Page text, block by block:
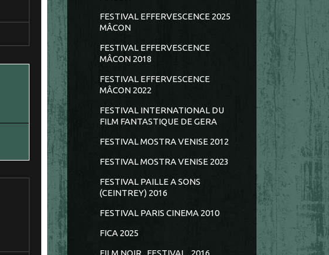
FESTIVAL EFFERVESCENCE 2025
MÂCON
FESTIVAL EFFERVESCENCE
MÂCON 2018
FESTIVAL EFFERVESCENCE
MÂCON 2022
FESTIVAL INTERNATIONAL DU
FILM FANTASTIQUE DE GERA
FESTIVAL MOSTRA VENISE 2012
FESTIVAL MOSTRA VENISE 2023
FESTIVAL PAILLE A SONS
(CEINTREY) 2016
FESTIVAL PARIS CINEMA 2010
FICA 2025